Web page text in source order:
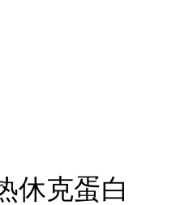
休克蛋白